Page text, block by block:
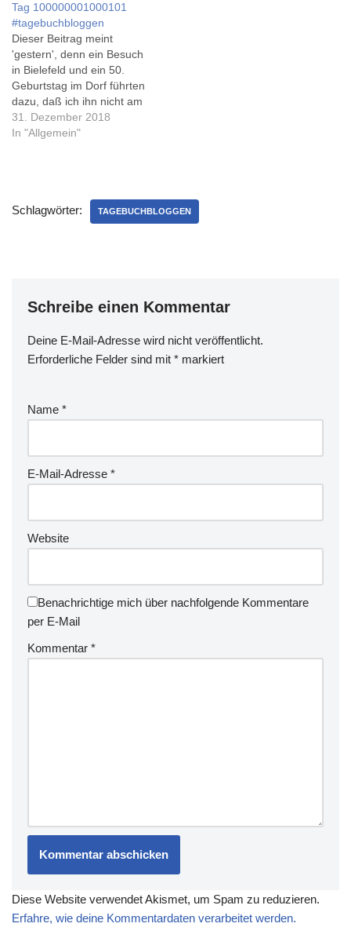
spannenden Jahres. Das
Jahr war ja dann gestern
auch schon wieder 9 Tage
alt, wie Anne erschrocken
feststellte...…
Tag 100000001000101
#tagebuchbloggen
Dieser Beitrag meint
'gestern', denn ein Besuch
in Bielefeld und ein 50.
Geburtstag im Dorf führten
dazu, daß ich ihn nicht am
selben Tag schreiben
konnte... In Bielefeld habe
Chinarestaurant im ersten
OG... Das Buffet…
31. Dezember 2018
In "Allgemein"
Schlagwörter: TAGEBUCHBLOGGEN
Schreibe einen Kommentar
Deine E-Mail-Adresse wird nicht veröffentlicht.
Erforderliche Felder sind mit * markiert
Name *
E-Mail-Adresse *
Website
Benachrichtige mich über nachfolgende Kommentare
per E-Mail
Kommentar *
Diese Website verwendet Akismet, um Spam zu reduzieren.
Erfahre, wie deine Kommentardaten verarbeitet werden.